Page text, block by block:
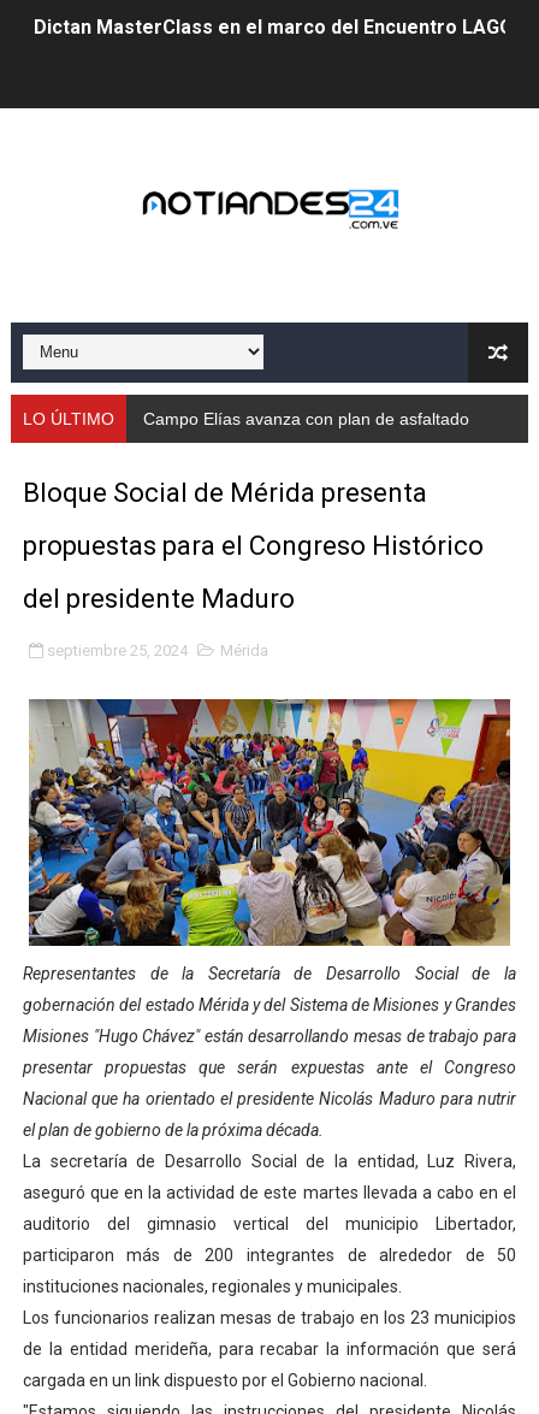
Dictan MasterClass en el marco del Encuentro LAGO
Gobernador Arnaldo Sánchez apadrina a más de 993
Mérida fortalece su reserva deportiva de cara a
Gobernación de Mérida instalará mesa de trabajo con
Fundecem ofrece taller de bordado en punto de cruz
Gobierno bolivariano avanza en la transformación del
Instituto Nacional de Nutrición celebra Semana
Gobernación de Mérida fortalece el desarrollo
Corposalud inició talleres para aspirantes al curso de
Fortalecen formación académica de médicos en
Fortaleciendo la economía comunal en El Vigía con
Campo Elías consolida plan de bacheo en el sector La
Fundecem inició con éxito el taller vacacional de
El Lactario del Iahula celebra la Semana Mundial de la
Plan Vacacional "Venezuela Ríe 2026" brinda
Iniciación al yoga reúne a diversos clubes deportivos
Mincomunas impulsa el autogobierno en Mérida con
Expertos inspeccionan espacios del OAN para la
LO ÚLTIMO Campo Elías avanza con plan de asfaltado
Bloque Social de Mérida presenta
propuestas para el Congreso Histórico
del presidente Maduro
septiembre 25, 2024 Mérida
Representantes de la Secretaría de Desarrollo Social de la
gobernación del estado Mérida y del Sistema de Misiones y Grandes
Misiones "Hugo Chávez" están desarrollando mesas de trabajo para
presentar propuestas que serán expuestas ante el Congreso
Nacional que ha orientado el presidente Nicolás Maduro para nutrir
el plan de gobierno de la próxima década.
La secretaría de Desarrollo Social de la entidad, Luz Rivera,
aseguró que en la actividad de este martes llevada a cabo en el
auditorio del gimnasio vertical del municipio Libertador,
participaron más de 200 integrantes de alrededor de 50
instituciones nacionales, regionales y municipales.
Los funcionarios realizan mesas de trabajo en los 23 municipios
de la entidad merideña, para recabar la información que será
cargada en un link dispuesto por el Gobierno nacional.